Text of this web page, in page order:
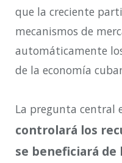
que la creciente
mecanismos de
automáticamente
de la economía
La pregunta central
controlará los
se beneficiará de